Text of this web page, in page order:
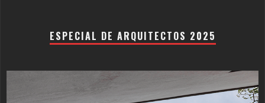
ESPECIAL DE ARQUITECTOS 2025